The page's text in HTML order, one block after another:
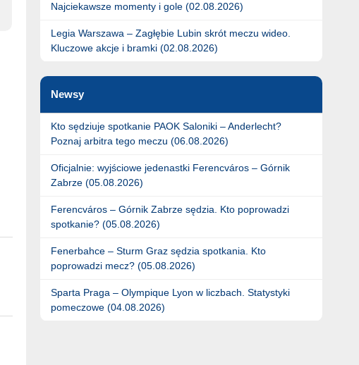
Najciekawsze momenty i gole (02.08.2026)
Legia Warszawa – Zagłębie Lubin skrót meczu wideo.
Kluczowe akcje i bramki (02.08.2026)
Newsy
Kto sędziuje spotkanie PAOK Saloniki – Anderlecht?
Poznaj arbitra tego meczu (06.08.2026)
Oficjalnie: wyjściowe jedenastki Ferencváros – Górnik
Zabrze (05.08.2026)
Ferencváros – Górnik Zabrze sędzia. Kto poprowadzi
spotkanie? (05.08.2026)
Fenerbahce – Sturm Graz sędzia spotkania. Kto
poprowadzi mecz? (05.08.2026)
Sparta Praga – Olympique Lyon w liczbach. Statystyki
pomeczowe (04.08.2026)